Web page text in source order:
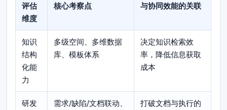
评估
维度
核心考察点 与协同效能的关联
知识
结构
化能
力
多级空间、多维数据
库、模板体系
决定知识检索效
率，降低信息获取
成本
研发
需求/缺陷/文档联动、
打破文档与执行的